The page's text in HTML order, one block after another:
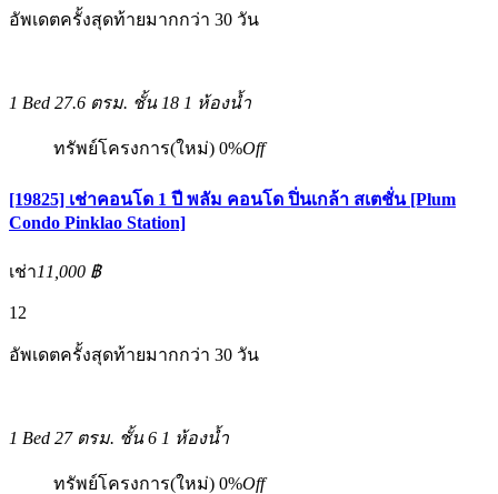
อัพเดตครั้งสุดท้ายมากกว่า 30 วัน
1 Bed 27.6 ตรม. ชั้น 18 1 ห้องน้ำ
ทรัพย์โครงการ(ใหม่) 0%Off
[19825] เช่าคอนโด 1 ปี พลัม คอนโด ปิ่นเกล้า สเตชั่น [Plum
Condo Pinklao Station]
เช่า11,000 ฿
12
อัพเดตครั้งสุดท้ายมากกว่า 30 วัน
1 Bed 27 ตรม. ชั้น 6 1 ห้องน้ำ
ทรัพย์โครงการ(ใหม่) 0%Off